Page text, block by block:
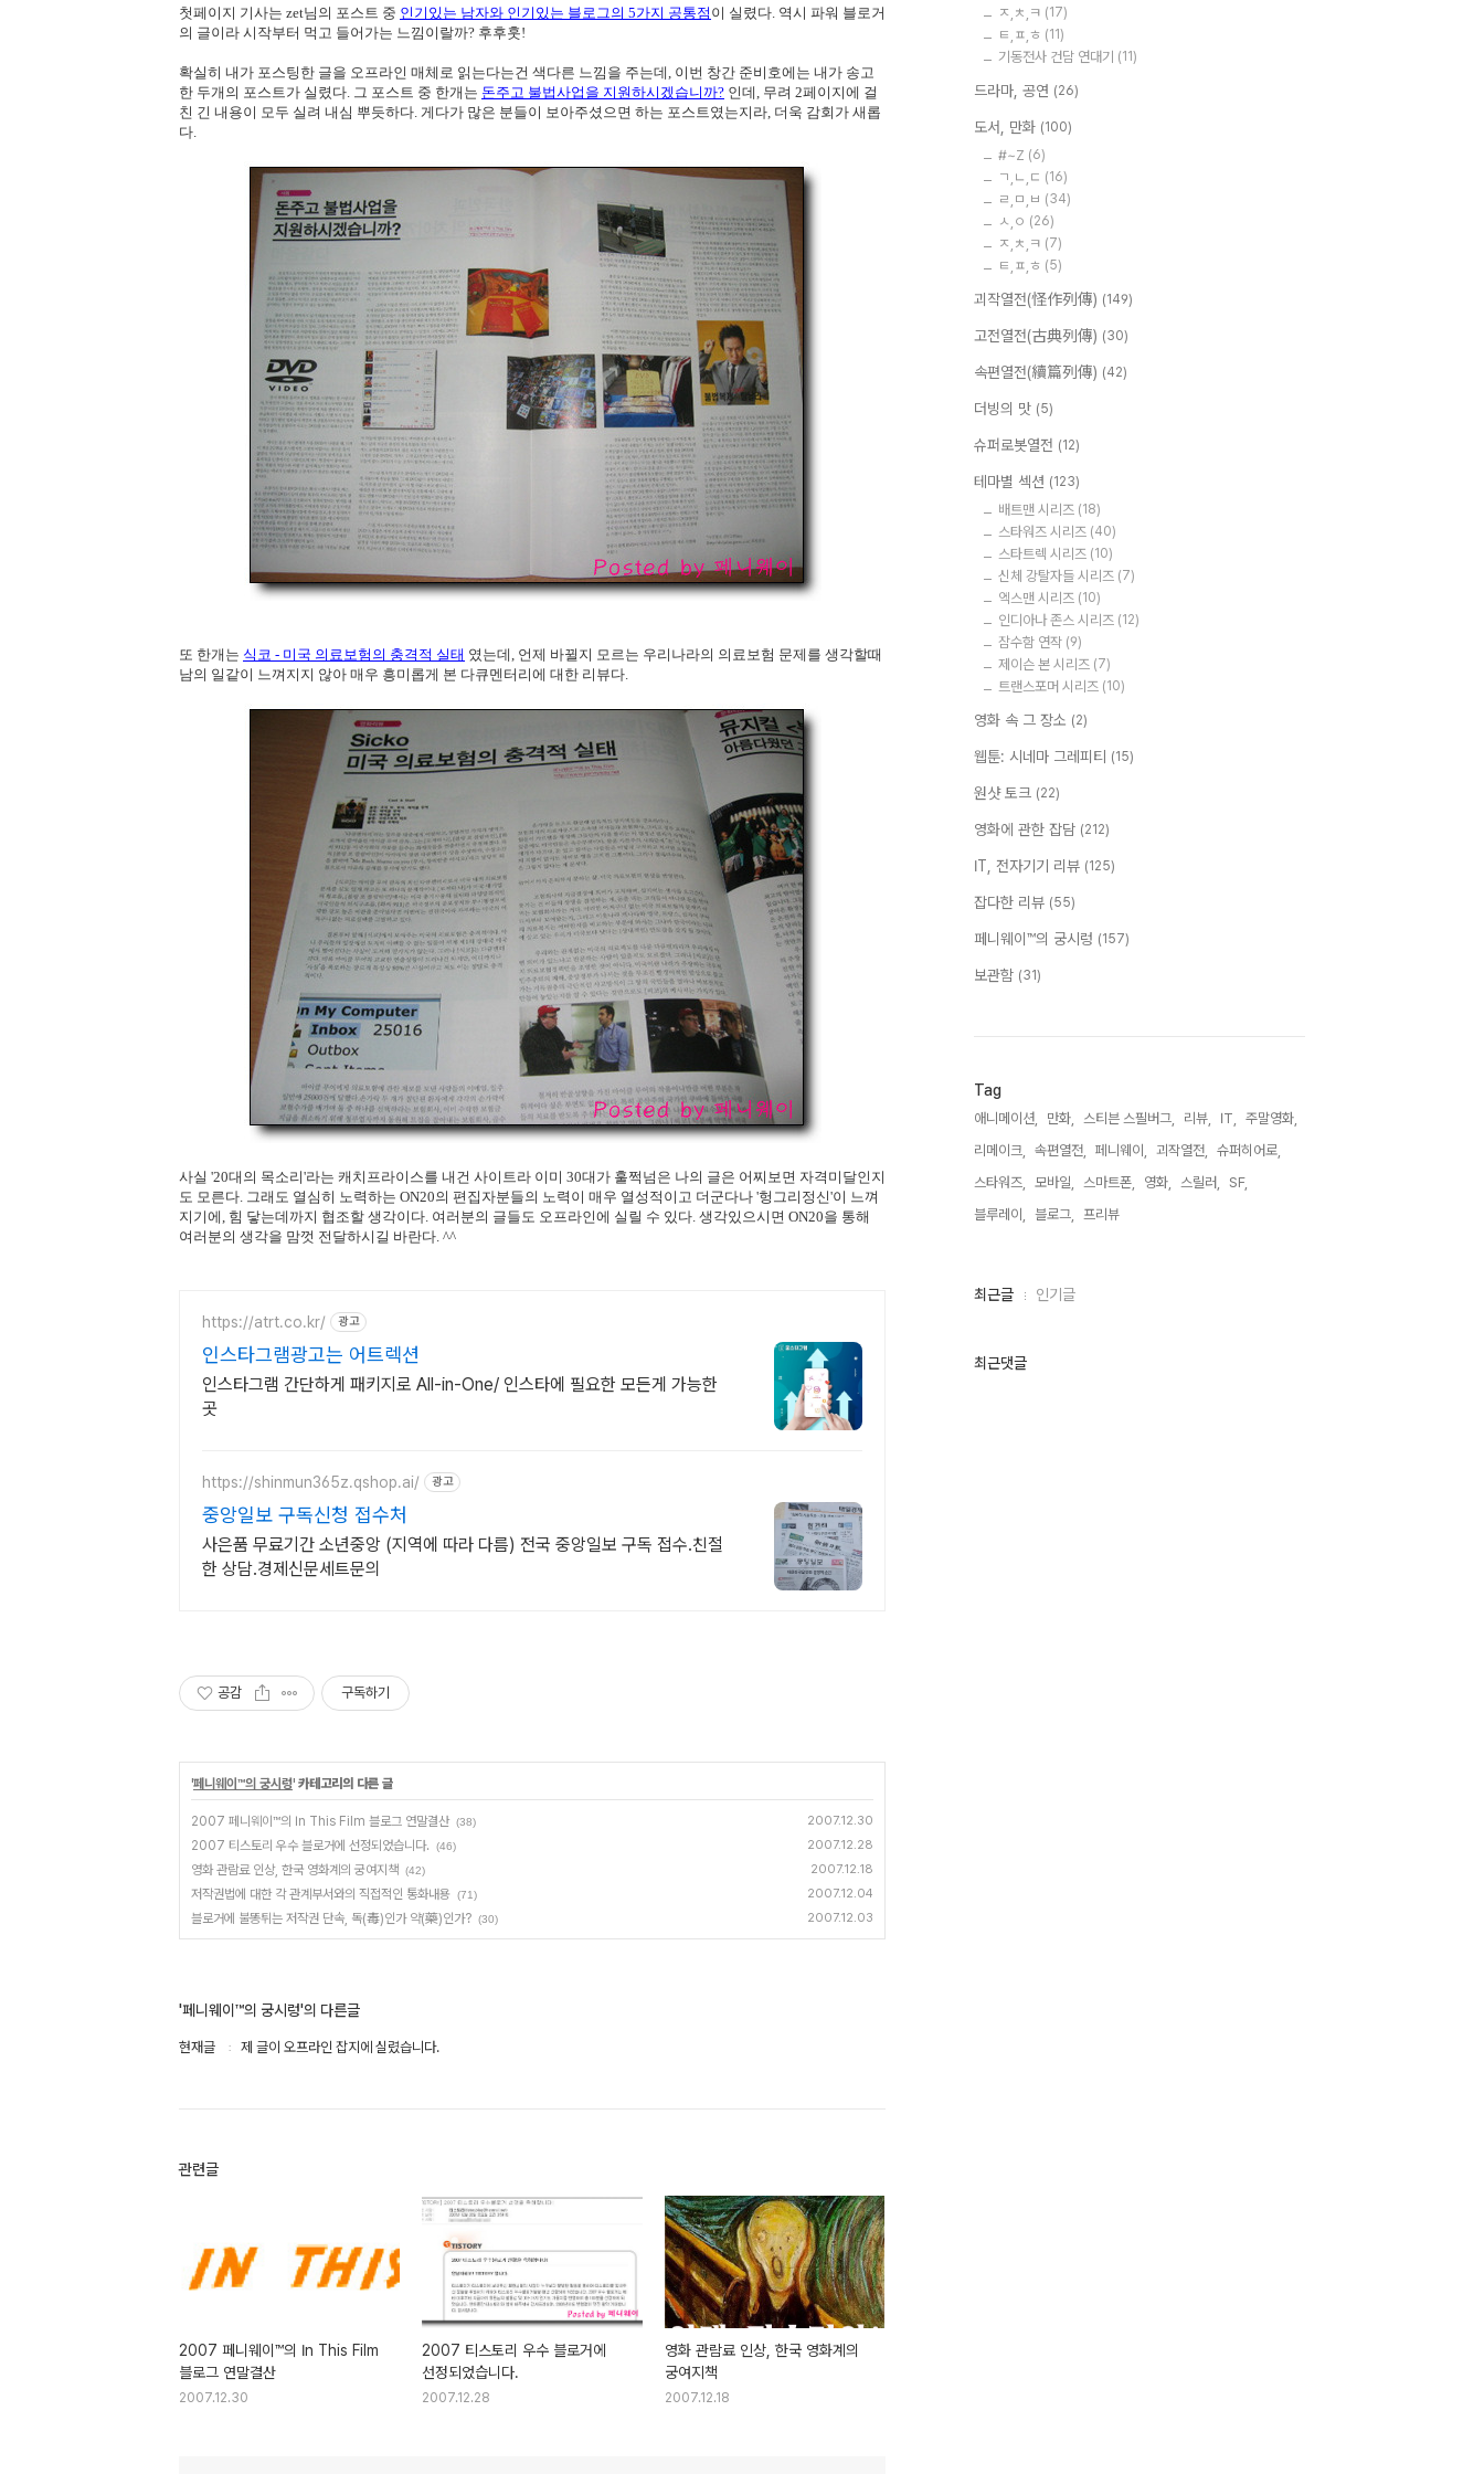
첫페이지 기사는 zet님의 포스트 중 인기있는 남자와 인기있는 블로그의 5가지 공통점 이 실렸다. 역시 파워 블로거
의 글이라 시작부터 먹고 들어가는 느낌이랄까? 후후훗!
확실히 내가 포스팅한 글을 오프라인 매체로 읽는다는건 색다른 느낌을 주는데, 이번 창간 준비호에는 내가 송고
한 두개의 포스트가 실렸다. 그 포스트 중 한개는 돈주고 불법사업을 지원하시겠습니까? 인데, 무려 2페이지에 걸
친 긴 내용이 모두 실려 내심 뿌듯하다. 게다가 많은 분들이 보아주셨으면 하는 포스트였는지라, 더욱 감회가 새롭
다.
또 한개는 식코 - 미국 의료보험의 충격적 실태 였는데, 언제 바뀔지 모르는 우리나라의 의료보험 문제를 생각할때
남의 일같이 느껴지지 않아 매우 흥미롭게 본 다큐멘터리에 대한 리뷰다.
사실 '20대의 목소리'라는 캐치프라이스를 내건 사이트라 이미 30대가 훌쩍넘은 나의 글은 어찌보면 자격미달인지
도 모른다. 그래도 열심히 노력하는 ON20의 편집자분들의 노력이 매우 열성적이고 더군다나 '헝그리정신'이 느껴
지기에, 힘 닿는데까지 협조할 생각이다. 여러분의 글들도 오프라인에 실릴 수 있다. 생각있으시면 ON20을 통해
여러분의 생각을 맘껏 전달하시길 바란다. ^^
https://atrt.co.kr/ 광고
인스타그램광고는 어트렉션
인스타그램 간단하게 패키지로 All-in-One/ 인스타에 필요한 모든게 가능한
곳
https://shinmun365z.qshop.ai/ 광고
중앙일보 구독신청 접수처
사은품 무료기간 소년중앙 (지역에 따라 다름) 전국 중앙일보 구독 접수.친절
한 상담.경제신문세트문의
공감 구독하기
'페니웨이™의 궁시렁' 카테고리의 다른 글
2007 페니웨이™의 In This Film 블로그 연말결산 (38) 2007.12.30
2007 티스토리 우수 블로거에 선정되었습니다. (46) 2007.12.28
영화 관람료 인상, 한국 영화계의 궁여지책 (42) 2007.12.18
저작권법에 대한 각 관계부서와의 직접적인 통화내용 (71) 2007.12.04
블로거에 불똥튀는 저작권 단속, 독(毒)인가 약(藥)인가? (30) 2007.12.03
'페니웨이™의 궁시렁'의 다른글
현재글 제 글이 오프라인 잡지에 실렸습니다.
관련글
2007 페니웨이™의 In This Film
블로그 연말결산
2007.12.30
2007 티스토리 우수 블로거에
선정되었습니다.
2007.12.28
영화 관람료 인상, 한국 영화계의
궁여지책
2007.12.18
ㅈ,ㅊ,ㅋ (17)
ㅌ,ㅍ,ㅎ (11)
기동전사 건담 연대기 (11)
드라마, 공연 (26)
도서, 만화 (100)
#~Z (6)
ㄱ,ㄴ,ㄷ (16)
ㄹ,ㅁ,ㅂ (34)
ㅅ,ㅇ (26)
ㅈ,ㅊ,ㅋ (7)
ㅌ,ㅍ,ㅎ (5)
괴작열전(怪作列傳) (149)
고전열전(古典列傳) (30)
속편열전(續篇列傳) (42)
더빙의 맛 (5)
슈퍼로봇열전 (12)
테마별 섹션 (123)
배트맨 시리즈 (18)
스타워즈 시리즈 (40)
스타트렉 시리즈 (10)
신체 강탈자들 시리즈 (7)
엑스맨 시리즈 (10)
인디아나 존스 시리즈 (12)
잠수함 연작 (9)
제이슨 본 시리즈 (7)
트랜스포머 시리즈 (10)
영화 속 그 장소 (2)
웹툰: 시네마 그레피티 (15)
원샷 토크 (22)
영화에 관한 잡담 (212)
IT, 전자기기 리뷰 (125)
잡다한 리뷰 (55)
페니웨이™의 궁시렁 (157)
보관함 (31)
Tag
애니메이션, 만화, 스티븐 스필버그, 리뷰, IT,
주말영화,
리메이크,
속편열전, 페니웨이, 괴작열전,
슈퍼히어로,
스타워즈,
모바일, 스마트폰, 영화, 스릴러,
SF,
블루레이,
블로그, 프리뷰,
최
인
최근글 인기글
최근댓글